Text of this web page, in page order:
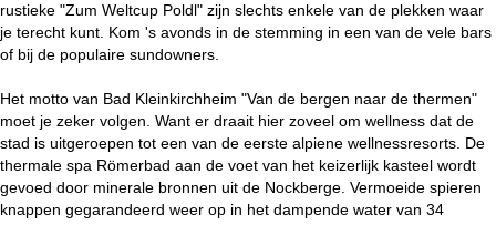
rustieke "Zum Weltcup Poldl" zijn slechts enkele van de plekken waar
je terecht kunt. Kom 's avonds in de stemming in een van de vele bars
of bij de populaire sundowners.
Het motto van Bad Kleinkirchheim "Van de bergen naar de thermen"
moet je zeker volgen. Want er draait hier zoveel om wellness dat de
stad is uitgeroepen tot een van de eerste alpiene wellnessresorts. De
thermale spa Römerbad aan de voet van het keizerlijk kasteel wordt
gevoed door minerale bronnen uit de Nockberge. Vermoeide spieren
knappen gegarandeerd weer op in het dampende water van 34